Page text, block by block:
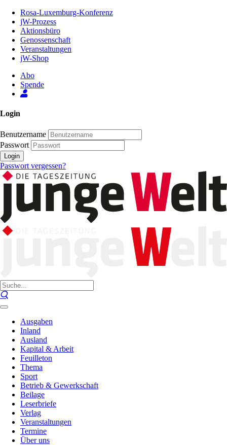
Inhalt
Seite
Rosa-Luxemburg-Konferenz
jW-Prozess
Aktionsbüro
Genossenschaft
Veranstaltungen
jW-Shop
Abo
Spende
Login
Benutzername
Passwort
Login
Passwort vergessen?
Ausgaben
Inland
Ausland
Kapital & Arbeit
Feuilleton
Thema
Sport
Betrieb & Gewerkschaft
Beilage
Leserbriefe
Verlag
Veranstaltungen
Termine
Über uns